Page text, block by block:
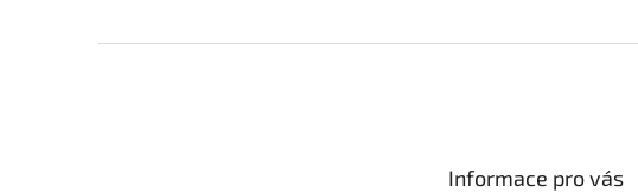
Informace pro vás